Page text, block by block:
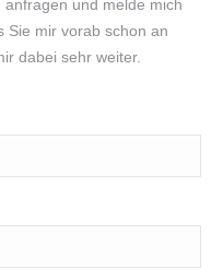
und melde mich
Sie mir vorab schon an
dabei sehr weiter.